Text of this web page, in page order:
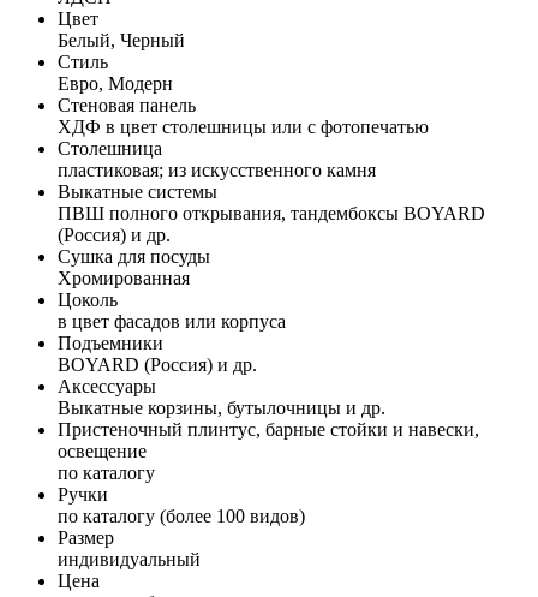
Цвет
Белый, Черный
Стиль
Евро, Модерн
Стеновая панель
ХДФ в цвет столешницы или с фотопечатью
Столешница
пластиковая; из искусственного камня
Выкатные системы
ПВШ полного открывания, тандембоксы BOYARD
(Россия) и др.
Сушка для посуды
Хромированная
Цоколь
в цвет фасадов или корпуса
Подъемники
BOYARD (Россия) и др.
Аксессуары
Выкатные корзины, бутылочницы и др.
Пристеночный плинтус, барные стойки и навески,
освещение
по каталогу
Ручки
по каталогу (более 100 видов)
Размер
индивидуальный
Цена